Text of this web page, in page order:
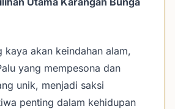
kaya akan keindahan alam,
yang mempesona dan
unik, menjadi saksi
penting dalam kehidupan